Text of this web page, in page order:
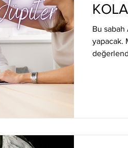
KOLA
Bu sabah
yapacak.